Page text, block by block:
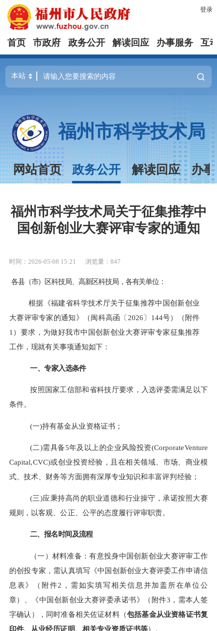
登录
首页 市政府 政务公开 解读回应 办事服务 互
福州市科学技术局
网站首页 政务公开 解读回应 办
福州市科学技术局关于征集推荐中
国创新创业大赛评审专家的通知
时间：2026-05-08 15:21 浏览量：847
各县（市）区科技局、 高新区科技局， 各有关单位：
根据《福建省科学技术厅关于征集推荐中国创新创业
大赛评审专家的通知》（闽科高函〔2026〕144号）（附件
1 ）要求， 为做好我市中国创新创业大赛评审专家征集推荐
工作，现就有关事项通知如下：
一、专家入选条件
按照国家工信部和省科技厅要求 ，入选评委需满足以下
条件。
(一)持有基金从业资格证书；
(二)需具备5年及以上的企业风险投资(CorporateVenture
Capital,CVC)或创业投资经验，且在相关领域、市场、商业模
式、技术、财务等方面拥有深厚专业知识和丰富评判经验；
(三)应秉持高尚的职业道德和行业操守，承诺按照大赛
规则，以客观、公正、公平的态度履行评审职责。
二、报名时间及流程
（一）材料准备：有意投身中国创新创业大赛评审工作
的创投专家，需认真填写《中国创新创业大赛评委工作申请信
息表》（附件2 ，需如实填写相关信息并加盖所在单位公
章）、《中国创新创业大赛评委承诺书》（附件3 ，需本人签
字确认），同时准备相关佐证材料（包括基金从业资格证书复
印件、从业经历证明、相关专业资质证书等）。